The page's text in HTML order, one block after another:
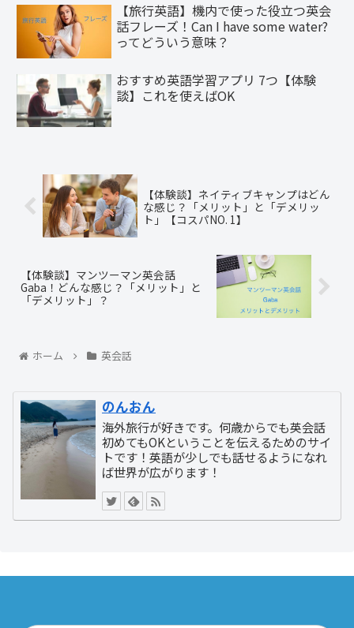
【旅行英語】機内で使った役立つ英会
話フレーズ！Can I have some water?
ってどういう意味？
おすすめ英語学習アプリ 7つ【体験
談】これを使えばOK
【体験談】ネイティブキャンプはどん
な感じ？「メリット」と「デメリッ
ト」【コスパNO. 1】
【体験談】マンツーマン英会話
Gaba！どんな感じ？「メリット」と
「デメリット」？
ホーム 英会話
のんおん
海外旅行が好きです。何歳からでも英会話
初めてもOKということを伝えるためのサイ
トです！英語が少しでも話せるようになれ
ば世界が広がります！